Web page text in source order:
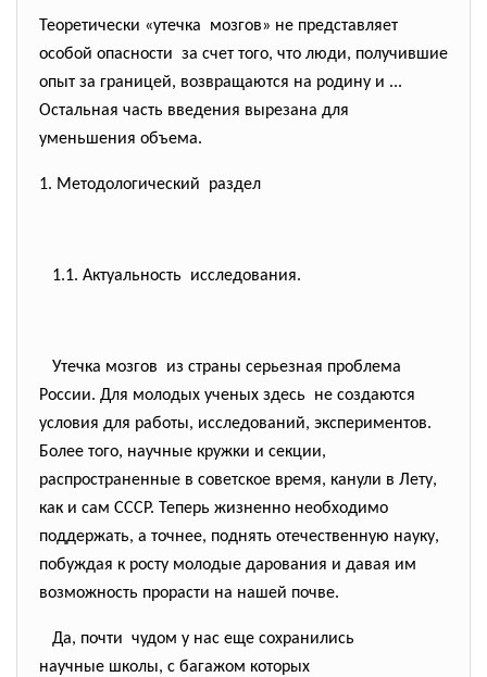
Теоретически «утечка мозгов» не представляет
особой опасности за счет того, что люди, получившие
опыт за границей, возвращаются на родину и ...
Остальная часть введения вырезана для
уменьшения объема.
1. Методологический раздел
1.1. Актуальность исследования.
Утечка мозгов из страны серьезная проблема
России. Для молодых ученых здесь не создаются
условия для работы, исследований, экспериментов.
Более того, научные кружки и секции,
распространенные в советское время, канули в Лету,
как и сам СССР. Теперь жизненно необходимо
поддержать, а точнее, поднять отечественную науку,
побуждая к росту молодые дарования и давая им
возможность прорасти на нашей почве.
Да, почти чудом у нас еще сохранились
научные школы, с багажом которых